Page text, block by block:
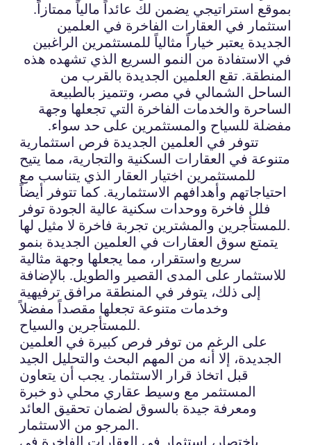
بموقع استراتيجي يضمن لك عائداً مالياً ممتازاً.
استثمار في العقارات الفاخرة في العلمين
الجديدة يعتبر خياراً مثالياً للمستثمرين الراغبين
في الاستفادة من النمو السريع الذي تشهده هذه
المنطقة. تقع العلمين الجديدة بالقرب من
الساحل الشمالي في مصر، وتتميز بالطبيعة
الساحرة والخدمات الفاخرة التي تجعلها وجهة
مفضلة للسياح والمستثمرين على حد سواء.
تتوفر في العلمين الجديدة فرص استثمارية
متنوعة في العقارات السكنية والتجارية، مما يتيح
للمستثمرين اختيار العقار الذي يتناسب مع
احتياجاتهم وأهدافهم الاستثمارية. كما تتوفر أيضاً
فلل فاخرة ووحدات سكنية عالية الجودة توفر
للمستأجرين والمشترين تجربة فاخرة لا مثيل لها.
يتمتع سوق العقارات في العلمين الجديدة بنمو
سريع واستقرار، مما يجعلها وجهة مثالية
للاستثمار على المدى القصير والطويل. بالإضافة
إلى ذلك، يتوفر في المنطقة مرافق ترفيهية
وخدمات متنوعة تجعلها مقصداً مفضلاً
للمستأجرين والسياح.
على الرغم من توفر فرص كبيرة في العلمين
الجديدة، إلا أنه من المهم البحث والتحليل الجيد
قبل اتخاذ قرار الاستثمار. يجب أن يتعاون
المستثمر مع وسيط عقاري محلي ذو خبرة
ومعرفة جيدة بالسوق لضمان تحقيق العائد
المرجو من الاستثمار.
باختصار، استثمار في العقارات الفاخرة في